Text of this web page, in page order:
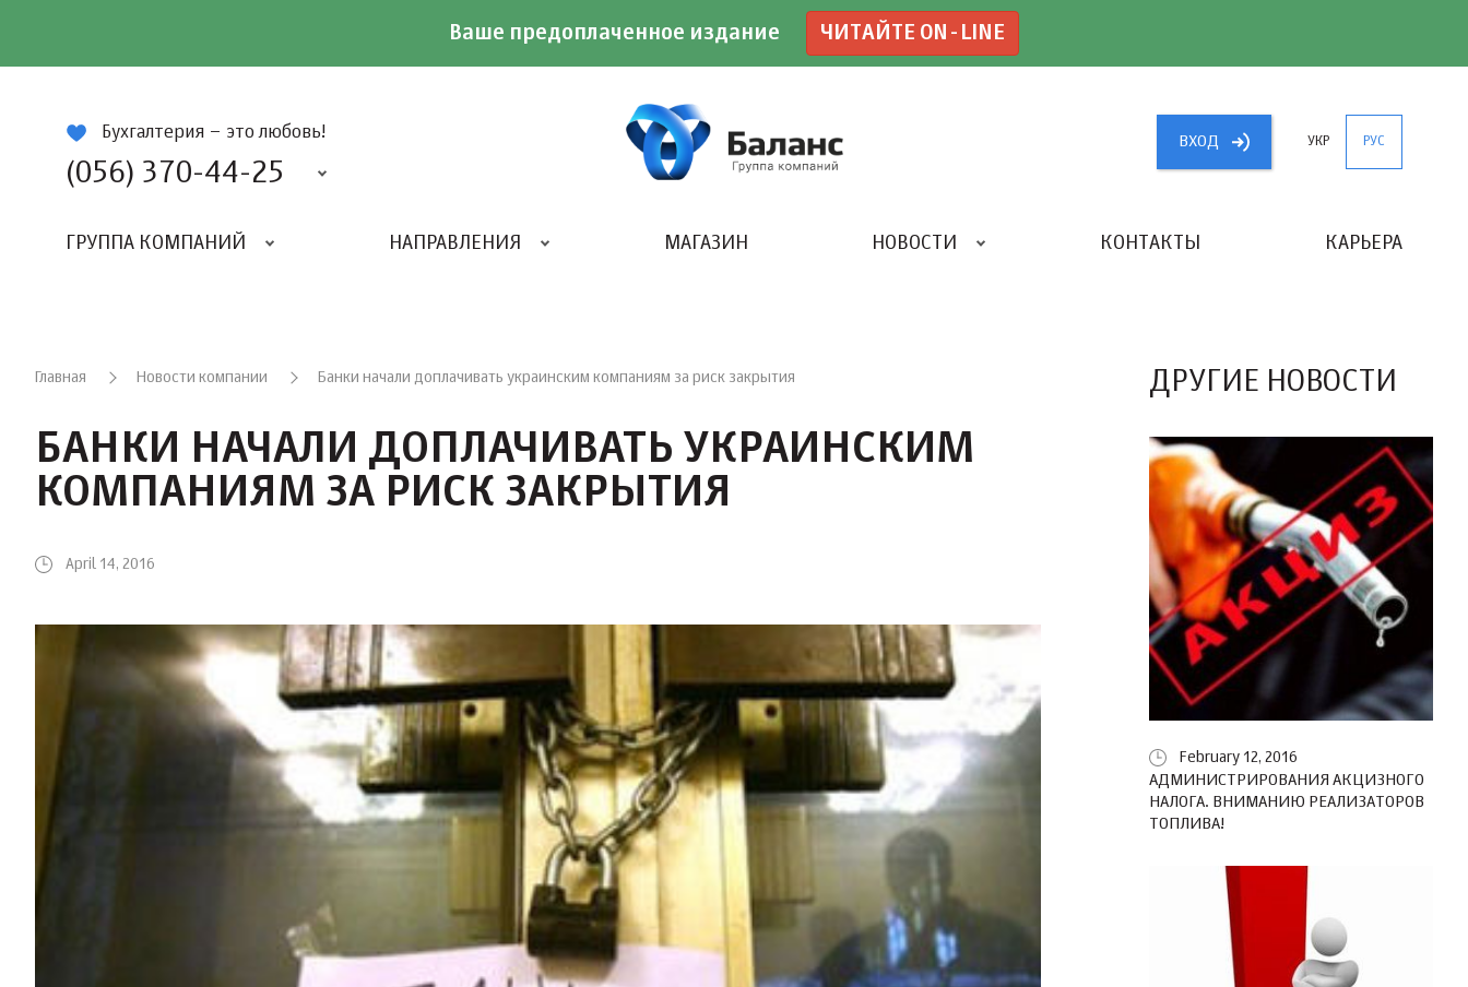
Ваше предоплаченное издание ЧИТАЙТЕ ON-LINE
Бухгалтерия – это любовь!
(056) 370-44-25
ВХОД УКР РУС
ГРУППА КОМПАНИЙ НАПРАВЛЕНИЯ МАГАЗИН НОВОСТИ КОНТАКТЫ КАРЬЕРА
Главная Новости компании Банки начали доплачивать украинским компаниям за риск закрытия
БАНКИ НАЧАЛИ ДОПЛАЧИВАТЬ УКРАИНСКИМ
КОМПАНИЯМ ЗА РИСК ЗАКРЫТИЯ
April 14, 2016
ДРУГИЕ НОВОСТИ
February 12, 2016
АДМИНИСТРИРОВАНИЯ АКЦИЗНОГО
НАЛОГА. ВНИМАНИЮ РЕАЛИЗАТОРОВ
ТОПЛИВА!